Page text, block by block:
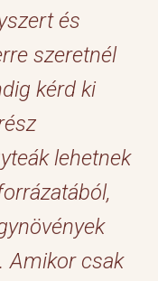
és
szeretnél
kérd ki
lehetnek
Amikor csak